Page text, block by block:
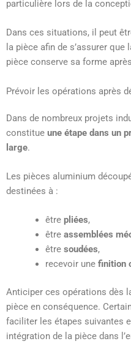
particulière lors de la
Dans ces situations, il peut
la pièce afin de s’assurer
pièce conserve sa forme
Prévoir les opérations après
Dans de nombreux projets
constitue une étape dans un
large.
Les pièces aluminium
destinées à :
être pliées,
être assemblées
être soudées,
recevoir une finition
Anticiper ces opérations dès
pièce en conséquence.
faciliter les étapes suivantes
intégration de la pièce dans